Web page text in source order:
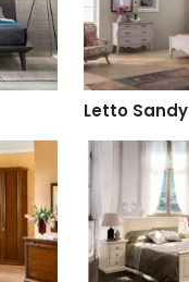
Letto Sandy